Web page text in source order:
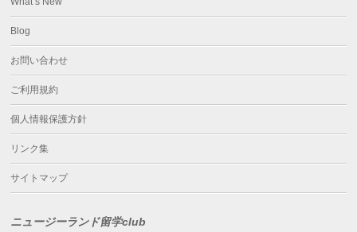
Blog
お問い合わせ
ご利用規約
個人情報保護方針
リンク集
サイトマップ
ニュージーランド留学club